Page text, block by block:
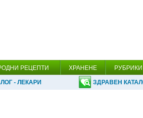
РЕЦЕПТИ ХРАНЕНЕ РУБРИКИ
- ЛЕКАРИ ЗДРАВЕН